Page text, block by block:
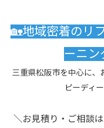
🏡地域密着のリ
ーニ
三重県松阪市を中心に、
ピーディ
＼お見積り・ご相談